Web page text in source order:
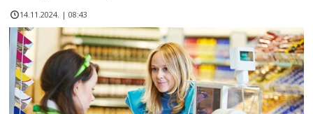
14.11.2024. | 08:43